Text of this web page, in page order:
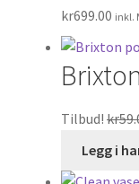
kr699.00 inkl.
Tilbud! kr
Legg i